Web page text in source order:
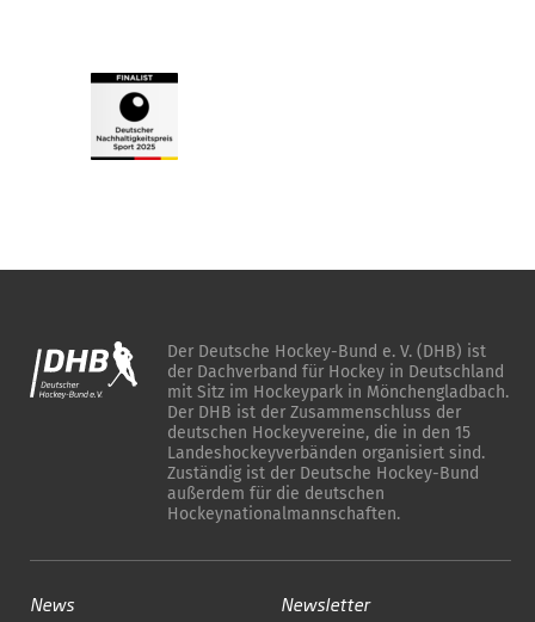
Der Deutsche Hockey-Bund e. V. (DHB) ist
der Dachverband für Hockey in Deutschland
mit Sitz im Hockeypark in Mönchengladbach.
Der DHB ist der Zusammenschluss der
deutschen Hockeyvereine, die in den 15
Landeshockeyverbänden organisiert sind.
Zuständig ist der Deutsche Hockey-Bund
außerdem für die deutschen
Hockeynationalmannschaften.
News
Newsletter